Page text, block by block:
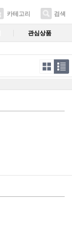
카테고리 검색
관심상품